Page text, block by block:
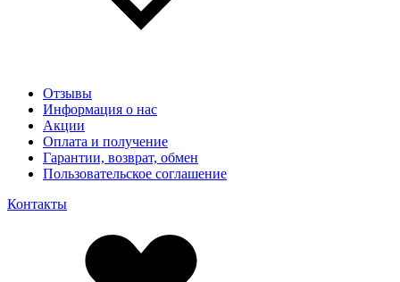
Отзывы
Информация о нас
Акции
Оплата и получение
Гарантии, возврат, обмен
Пользовательское соглашение
Контакты